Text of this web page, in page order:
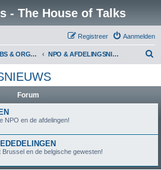
- The House of Talks
Aanmelden
Registreer
FONDCLUBS & ORGANISATIES NPO & AFDELINGSNIEUWS
Forum
NPO en de afdelingen!
Brussel en de belgische gewesten!